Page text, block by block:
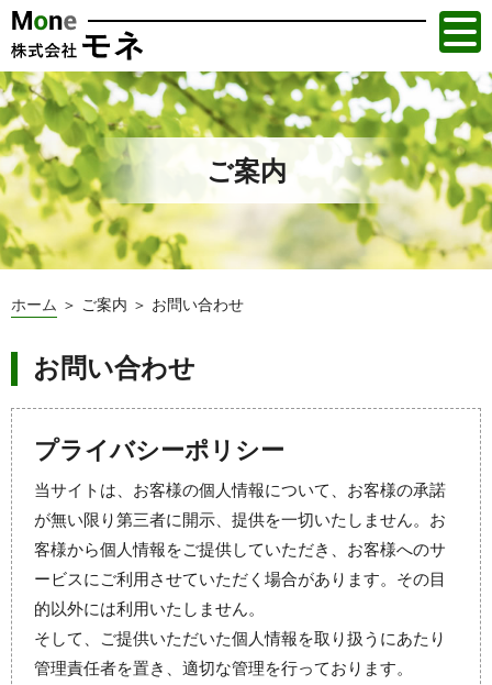
ご案内
ホーム ＞ ご案内 ＞ お問い合わせ
お問い合わせ
プライバシーポリシー
当サイトは、お客様の個人情報について、お客様の承諾
が無い限り第三者に開示、提供を一切いたしません。 お
客様から個人情報をご提供していただき、お客様へのサ
ービスにご利用させていただく場合があります。 その目
的以外には利用いたしません。
そして、ご提供いただいた個人情報を取り扱うにあたり
管理責任者を置き、適切な管理を行っております。